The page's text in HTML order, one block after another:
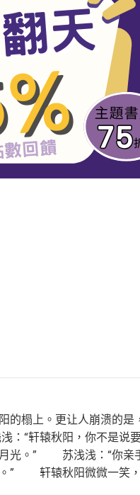
的榻上。更让人崩溃的
“轩辕秋阳，你不是
月光。” 苏浅浅：“你
轩辕秋阳微微一笑，“